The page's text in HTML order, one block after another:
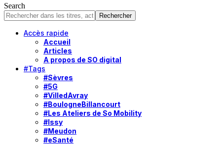
Search
Accès rapide
Accueil
Articles
A propos de SO digital
#Tags
#Sèvres
#5G
#VilledAvray
#BoulogneBillancourt
#Les Ateliers de So Mobility
#Issy
#Meudon
#eSanté